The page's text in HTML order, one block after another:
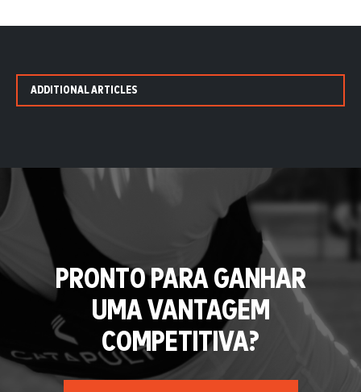
ADDITIONAL ARTICLES
PRONTO PARA GANHAR
UMA VANTAGEM
COMPETITIVA?